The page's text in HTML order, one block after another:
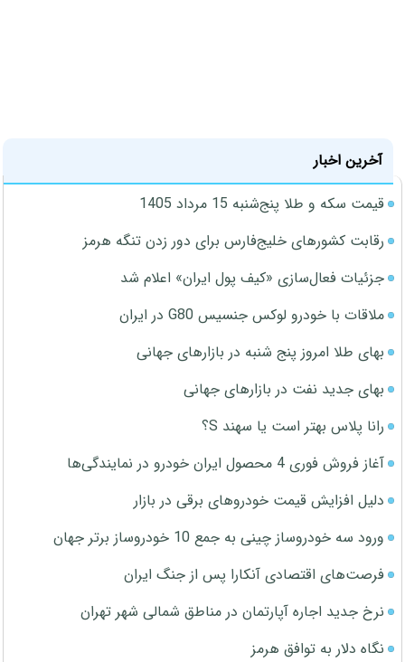
آخرین اخبار
قیمت سکه و طلا پنج‌شنبه 15 مرداد 1405
رقابت کشورهای خلیج‌فارس برای دور زدن تنگه هرمز
جزئیات فعال‌سازی «کیف پول ایران» اعلام شد
ملاقات با خودرو لوکس جنسیس G80 در ایران
بهای طلا امروز پنج شنبه در بازارهای جهانی
بهای جدید نفت در بازارهای جهانی
رانا پلاس بهتر است یا سهند S؟
آغاز فروش فوری 4 محصول ایران خودرو در نمایندگی‌ها
دلیل افزایش قیمت خودروهای برقی در بازار
ورود سه خودروساز چینی به جمع 10 خودروساز برتر جهان
فرصت‌های اقتصادی آنکارا پس از جنگ ایران
نرخ جدید اجاره آپارتمان در مناطق شمالی شهر تهران
نگاه دلار به توافق هرمز